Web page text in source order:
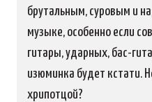
брутальным, суровым и
музыке, особенно если
гитары, ударных, бас-
изюминка будет кстати.
хрипотцой?